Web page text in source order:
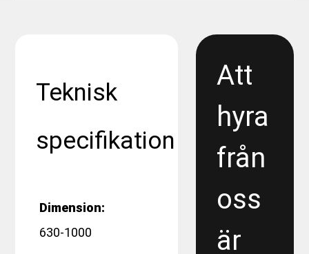
Teknisk
specifikation
Dimension:
630-1000
Att
hyra
från
oss
är